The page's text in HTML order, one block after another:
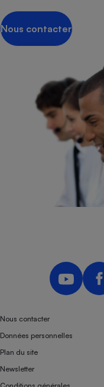
Nous contacter
Nous contacter
Données personnelles
Plan du site
Newsletter